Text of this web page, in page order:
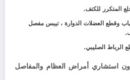
المتكرر للكتف.
وقطع العضلات الدوارة ، تيبس مفصل
الرباط الصليبي.
استشاري أمراض العظام والمفاصل